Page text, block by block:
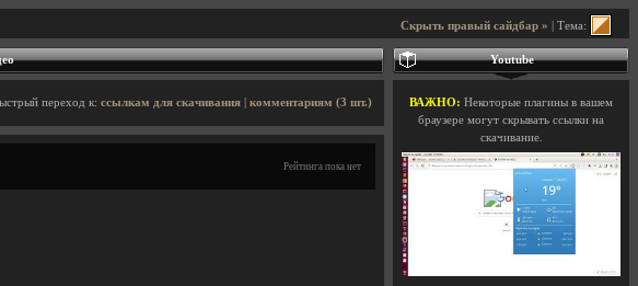
Скрыть правый сайдбар » | Тема:
переход к: ссылкам для скачивания комментариям (3 шт.)
Рейтинга пока нет
Youtube
ВАЖНО: Некоторые плагины в вашем
браузере могут скрывать ссылки на
скачивание.